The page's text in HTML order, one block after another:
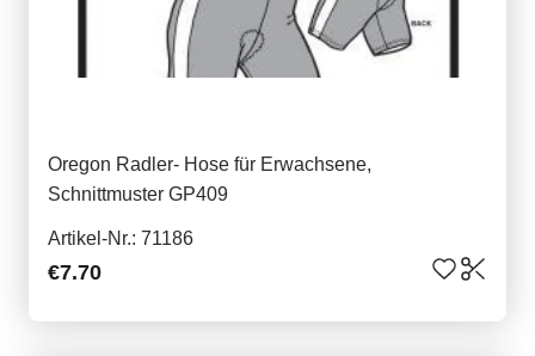
Oregon Radler- Hose für Erwachsene,
Schnittmuster GP409
Artikel-Nr.: 71186
€7.70